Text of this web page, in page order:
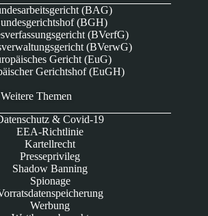
(BAG)
(BGH)
(BVerfG)
(BVerwG)
Gericht (EuG)
Gerichtshof (EuGH)
Weitere Themen
& Covid-19
EEA-Richtlinie
Kartellrecht
Presseprivileg
Shadow Banning
Spionage
Werbung